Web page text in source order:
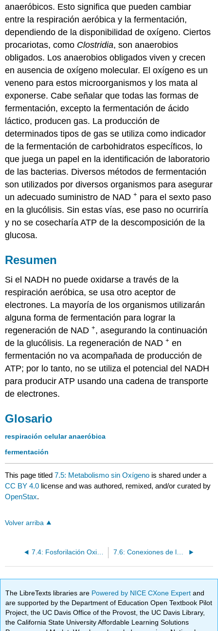
anaeróbicos. Esto significa que pueden cambiar
entre la respiración aeróbica y la fermentación,
dependiendo de la disponibilidad de oxígeno. Ciertos
procariotas, como Clostridia, son anaerobios
obligados. Los anaerobios obligados viven y crecen
en ausencia de oxígeno molecular. El oxígeno es un
veneno para estos microorganismos y los mata al
exponerse. Cabe señalar que todas las formas de
fermentación, excepto la fermentación de ácido
láctico, producen gas. La producción de
determinados tipos de gas se utiliza como indicador
de la fermentación de carbohidratos específicos, lo
que juega un papel en la identificación de laboratorio
de las bacterias. Diversos métodos de fermentación
son utilizados por diversos organismos para asegurar
un adecuado suministro de NAD+ para el sexto paso
en la glucólisis. Sin estas vías, ese paso no ocurriría
y no se cosecharía ATP de la descomposición de la
glucosa.
Resumen
Si el NADH no puede oxidarse a través de la
respiración aeróbica, se usa otro aceptor de
electrones. La mayoría de los organismos utilizarán
alguna forma de fermentación para lograr la
regeneración de NAD+, asegurando la continuación
de la glucólisis. La regeneración de NAD+ en
fermentación no va acompañada de producción de
ATP; por lo tanto, no se utiliza el potencial del NADH
para producir ATP usando una cadena de transporte
de electrones.
Glosario
respiración celular anaeróbica
fermentación
This page titled7.5: Metabolismo sin Oxígeno is shared under a
CC BY 4.0 license and was authored, remixed, and/or curated by
OpenStax.
Volver arriba
7.4: Fosforilación Oxidativa 7.6: Conexiones de las vías metabólicas de carbohidratos, proteínas y lípidos
The LibreTexts libraries are Powered by NICE CXone Expertand
are supported by the Department of Education Open Textbook Pilot
Project, the UC Davis Office of the Provost, the UC Davis Library,
the California State University Affordable Learning Solutions